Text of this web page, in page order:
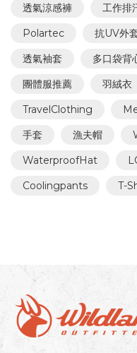
透氣涼感褲 工作排
Polartec
抗UV外
透氣袖套
多口袋背
團體服推薦
羽絨衣
TravelClothing
手套
漁夫帽
WaterproofHat
Coolingpants
T-